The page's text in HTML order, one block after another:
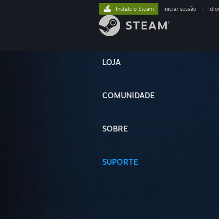
LOJA
COMUNIDADE
SOBRE
SUPORTE
Instale o Steam iniciar sessão